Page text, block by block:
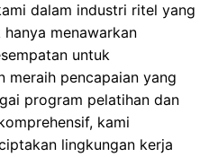
dalam industri ritel yang
menawarkan
untuk
meraih pencapaian yang
program pelatihan dan
kami
lingkungan kerja